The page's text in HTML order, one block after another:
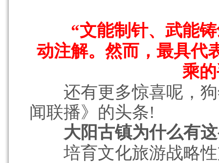
“文能制针、武能铸
动注解。然而，最具代
乘
还有更多惊喜呢，狗
闻联播》的头条!
大阳古镇为什么有这
培育文化旅游战略性